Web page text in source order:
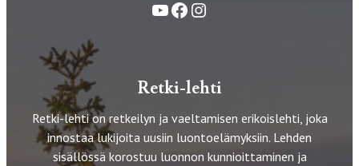
YouTube
FacebookInstagram
Retki-lehti
Retki-lehti on retkeilyn ja vaeltamisen erikoislehti, joka
innostaa lukijoita uusiin luontoelämyksiin. Lehden
sisällössä korostuu luonnon kunnioittaminen ja